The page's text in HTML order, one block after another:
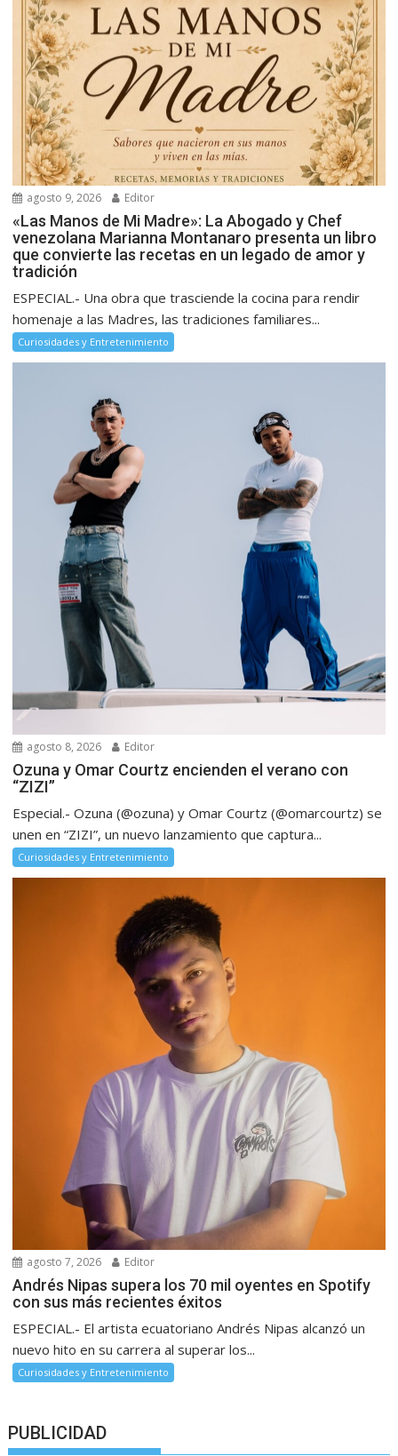
agosto 9, 2026 Editor
«Las Manos de Mi Madre»: La Abogado y Chef
venezolana Marianna Montanaro presenta un libro
que convierte las recetas en un legado de amor y
tradición
ESPECIAL.- Una obra que trasciende la cocina para rendir
homenaje a las Madres, las tradiciones familiares...
Curiosidades y Entretenimiento
agosto 8, 2026 Editor
Ozuna y Omar Courtz encienden el verano con
“ZIZI”
Especial.- Ozuna (@ozuna) y Omar Courtz (@omarcourtz) se
unen en “ZIZI”, un nuevo lanzamiento que captura...
Curiosidades y Entretenimiento
agosto 7, 2026 Editor
Andrés Nipas supera los 70 mil oyentes en Spotify
con sus más recientes éxitos
ESPECIAL.- El artista ecuatoriano Andrés Nipas alcanzó un
nuevo hito en su carrera al superar los...
Curiosidades y Entretenimiento
PUBLICIDAD